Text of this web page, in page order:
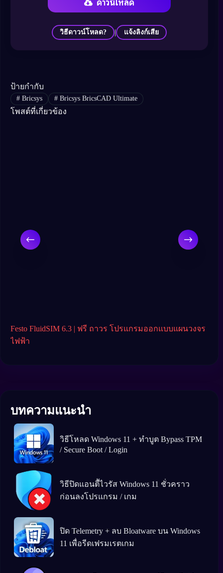
ดาวน์โหลด
วิธีดาวน์โหลด? | แจ้งลิงก์เสีย
ป้ายกำกับ
#Bricsys #Bricsys BricsCAD Ultimate
โพสต์ที่เกี่ยวข้อง
Festo FluidSIM 6.3 | ฟรี ถาวร โปรแกรมออกแบบแผนวงจร
ไฟฟ้า
บทความแนะนำ
วิธีโหลด Windows 11 + ทำบูต Bypass TPM
/ Secure Boot / Login
วิธีปิดแอนตีัไวรัส Windows 11 ชั่วคราว
ก่อนลงโปรแกรม / เกม
ปิด Telemetry + ลบ Bloatware บน Windows
11 เพื่อรีดเฟรมเรตเกม